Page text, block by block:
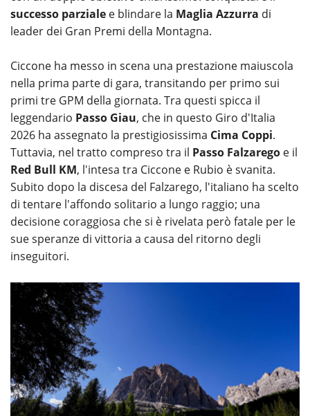
successo parziale e blindare la Maglia Azzurra di
leader dei Gran Premi della Montagna.
Ciccone ha messo in scena una prestazione maiuscola
nella prima parte di gara, transitando per primo sui
primi tre GPM della giornata. Tra questi spicca il
leggendario Passo Giau, che in questo Giro d'Italia
2026 ha assegnato la prestigiosissima Cima Coppi.
Tuttavia, nel tratto compreso tra il Passo Falzarego e il
Red Bull KM, l'intesa tra Ciccone e Rubio è svanita.
Subito dopo la discesa del Falzarego, l'italiano ha scelto
di tentare l'affondo solitario a lungo raggio; una
decisione coraggiosa che si è rivelata però fatale per le
sue speranze di vittoria a causa del ritorno degli
inseguitori.